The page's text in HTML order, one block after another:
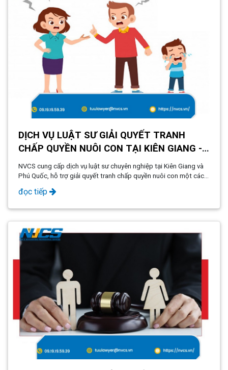
DỊCH VỤ LUẬT SƯ GIẢI QUYẾT TRANH
CHẤP QUYỀN NUÔI CON TẠI KIÊN GIANG -
PHÚ QUỐC
NVCS cung cấp dịch vụ luật sư chuyên nghiệp tại Kiên Giang và
Phú Quốc, hỗ trợ giải quyết tranh chấp quyền nuôi con một cách
hiệu quả và bảo vệ lợi ích tốt nhất cho con trẻ.
đọc tiếp